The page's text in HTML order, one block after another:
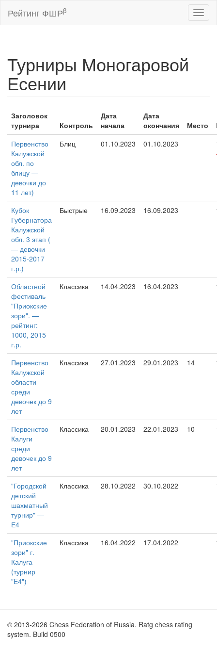
Рейтинг ФШРβ
Турниры Моногаровой
Есении
Заголовок
турнира
Контроль
Дата
начала
Дата
окончания
Место
Первенство
Калужской
обл. по
блицу —
девочки до
11 лет)
Блиц 01.10.2023 01.10.2023
Кубок
Губернатора
Калужской
обл. 3 этап (
— девочки
2015-2017
г.р.)
Быстрые 16.09.2023 16.09.2023
Областной
фестиваль
"Приокские
зори". —
рейтинг:
1000, 2015
г.р.
Классика 14.04.2023 16.04.2023
Первенство
Калужской
области
среди
девочек до 9
лет
Классика 27.01.2023 29.01.2023 14
Первенство
Калуги
среди
девочек до 9
лет
Классика 20.01.2023 22.01.2023 10
"Городской
детский
шахматный
турнир" —
Е4
Классика 28.10.2022 30.10.2022
"Приокские
зори" г.
Калуга
(турнир
"E4")
Классика 16.04.2022 17.04.2022
© 2013-2026 Chess Federation of Russia. Ratg chess rating
system. Build 0500